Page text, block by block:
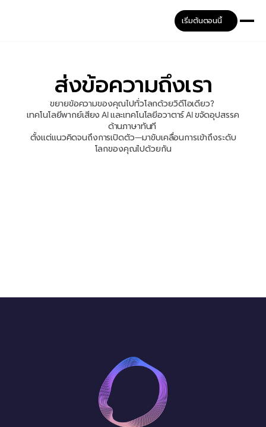
เริ่มต้นตอนนี้
ส่งข้อความถึงเรา
ขยายข้อความของคุณไปทั่วโลกด้วยวิดีโอเดียว?
เทคโนโลยีพากย์เสียง AI และเทคโนโลยีอวาตาร์ AI ขจัดอุปสรรค
ด้านภาษาทันที
ตั้งแต่แนวคิดจนถึงการเปิดตัว—มาขับเคลื่อนการเข้าถึงระดับ
โลกของคุณไปด้วยกัน